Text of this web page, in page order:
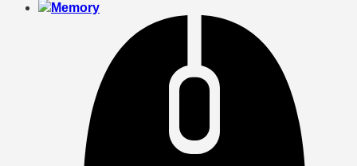
Memory